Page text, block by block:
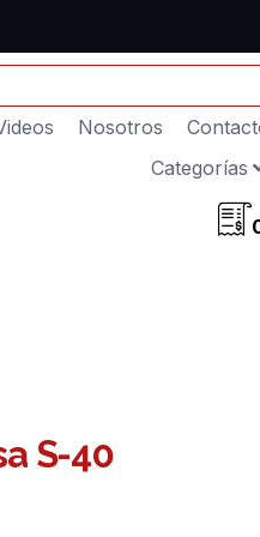
Nosotros
Categorías
S-40